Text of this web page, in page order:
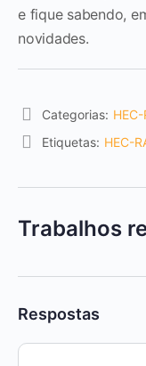
e fique sabendo,
novidades.
Categorias: HEC-
Etiquetas: HEC-
Trabalhos
Respostas